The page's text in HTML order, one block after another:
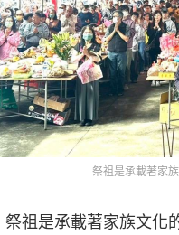
祭祖是承載著家
祖是承載著家族文化